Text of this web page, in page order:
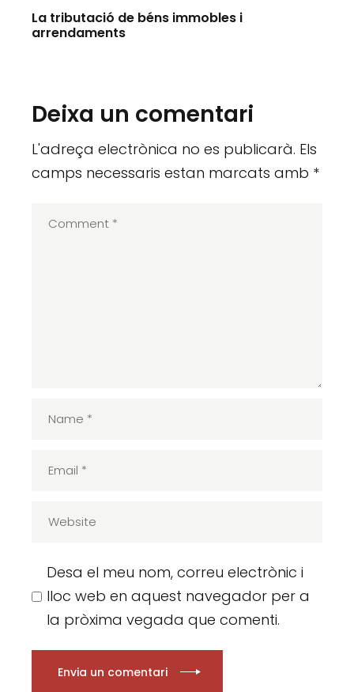
La tributació de béns immobles i
arrendaments
Deixa un comentari
L'adreça electrònica no es publicarà. Els
camps necessaris estan marcats amb *
Desa el meu nom, correu electrònic i
lloc web en aquest navegador per a
la pròxima vegada que comenti.
Envia un comentari